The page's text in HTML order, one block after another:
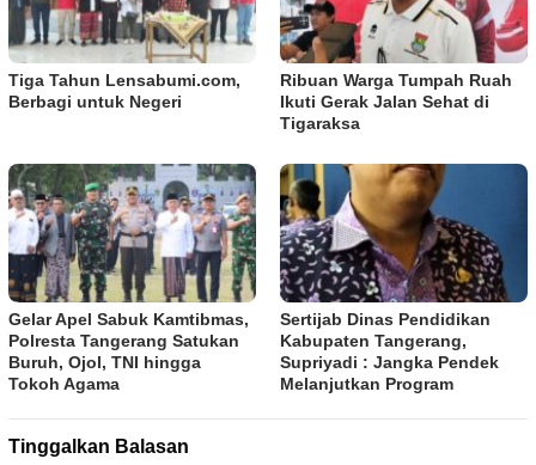
Tiga Tahun Lensabumi.com,
Berbagi untuk Negeri
Ribuan Warga Tumpah Ruah
Ikuti Gerak Jalan Sehat di
Tigaraksa
Gelar Apel Sabuk Kamtibmas,
Polresta Tangerang Satukan
Buruh, Ojol, TNI hingga
Tokoh Agama
Sertijab Dinas Pendidikan
Kabupaten Tangerang,
Supriyadi : Jangka Pendek
Melanjutkan Program
Tinggalkan Balasan